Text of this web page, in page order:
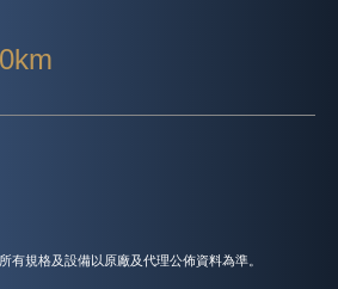
有規格及設備以原廠及代理公佈資料為準。